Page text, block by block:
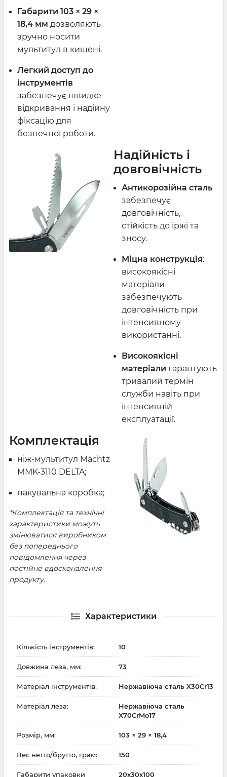
Габарити 103 × 29 ×
18,4 мм дозволяють
зручно носити
мультитул в кишені.
Легкий доступ до
інструментів
забезпечує швидке
відкривання і надійну
фіксацію для
безпечної роботи.
Надійність і
довговічність
Антикорозійна сталь
забезпечує
довговічність,
стійкість до іржі та
зносу.
Міцна конструкція:
високоякісні
матеріали
забезпечують
довговічність при
інтенсивному
використанні.
Високоякісні
матеріали гарантують
тривалий термін
служби навіть при
інтенсивній
експлуатації.
Комплектація
ніж-мультитул Mächtz
MMK-3110 DELTA;
пакувальна коробка;
*Комплектація та технічні
характеристики можуть
змінюватися виробником
без попереднього
повідомлення через
постійне вдосконалення
продукту.
Характеристики
Кількість інструментів: 10
Довжина леза, мм: 73
Матеріал інструментів: Нержавіюча сталь X30Cr13
Матеріал леза:
Нержавіюча сталь
X70CrMo17
Розмір, мм: 103 × 29 × 18,4
Вес нетто/брутто, грам: 150
Габарити упаковки 20x30x100